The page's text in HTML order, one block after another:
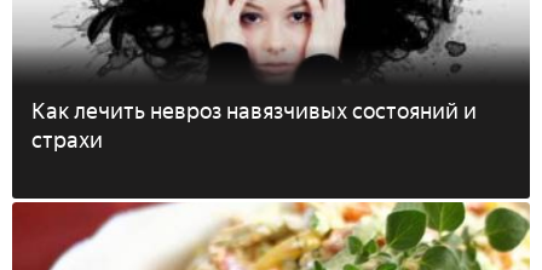
Как лечить невроз навязчивых состояний и
страхи